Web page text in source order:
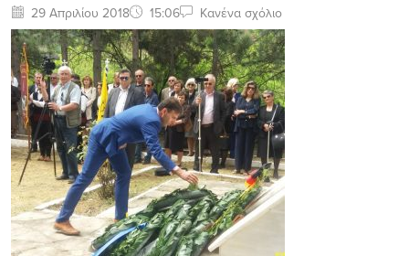
29 Απριλίου 2018 15:06 Κανένα σχόλιο